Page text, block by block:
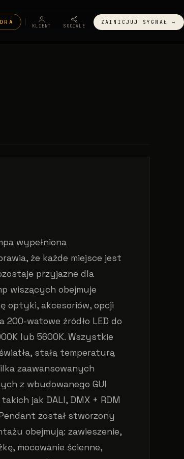
KLIENT SOCIALE
ZAINICJUJ SYGNAŁ →
wypełniona
że każde miejsce jest
przyjazne dla
wiszących obejmuje
optyki, akcesoriów, opcji
watowe źródło LED do
lub 5600K. Wszystkie
stałą temperaturą
zaawansowanych
z wbudowanego GUI
jak DALI, DMX + RDM
został stworzony
obejmują: zawieszenie,
mocowanie ścienne,